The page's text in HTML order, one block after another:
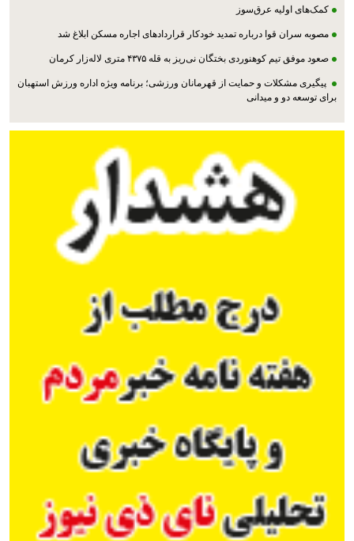
کمک‌های اولیه عرق‌سوز
مصوبه سران قوا درباره تمدید خودکار قراردادهای اجاره مسکن ابلاغ شد
صعود موفق تیم کوهنوردی بختگان نی‌ریز به قله ۴۳۷۵ متری لاله‌زار کرمان
پیگیری مشکلات و حمایت از قهرمانان ورزشی؛ برنامه ویژه اداره ورزش استهبان
برای توسعه دو و میدانی